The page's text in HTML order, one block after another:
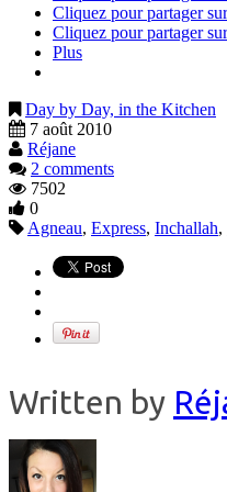
Cliquez pour partager
Cliquez pour partager
Plus
Day by Day, in the Kitchen
7 août 2010
Réjane
2 comments
7502
0
Agneau, Express, Inchallah,
Written by